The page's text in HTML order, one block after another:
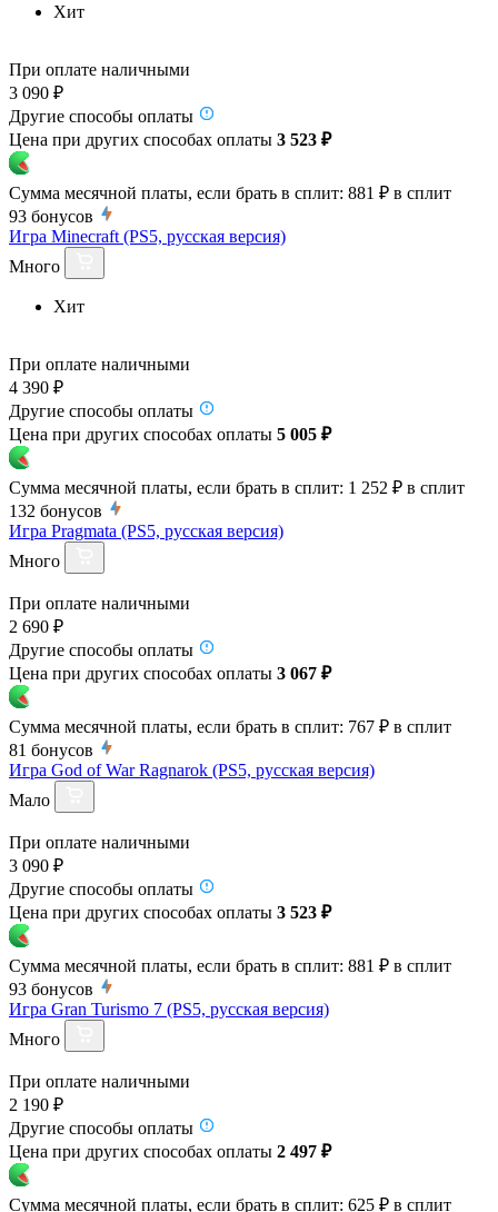
Хит
При оплате наличными
3 090 ₽
Другие способы оплаты
Цена при других способах оплаты 3 523 ₽
Сумма месячной платы, если брать в сплит: 881 ₽ в сплит
93 бонусов
Игра Minecraft (PS5, русская версия)
Много
Хит
При оплате наличными
4 390 ₽
Другие способы оплаты
Цена при других способах оплаты 5 005 ₽
Сумма месячной платы, если брать в сплит: 1 252 ₽ в сплит
132 бонусов
Игра Pragmata (PS5, русская версия)
Много
При оплате наличными
2 690 ₽
Другие способы оплаты
Цена при других способах оплаты 3 067 ₽
Сумма месячной платы, если брать в сплит: 767 ₽ в сплит
81 бонусов
Игра God of War Ragnarok (PS5, русская версия)
Мало
При оплате наличными
3 090 ₽
Другие способы оплаты
Цена при других способах оплаты 3 523 ₽
Сумма месячной платы, если брать в сплит: 881 ₽ в сплит
93 бонусов
Игра Gran Turismo 7 (PS5, русская версия)
Много
При оплате наличными
2 190 ₽
Другие способы оплаты
Цена при других способах оплаты 2 497 ₽
Сумма месячной платы, если брать в сплит: 625 ₽ в сплит